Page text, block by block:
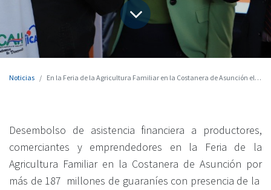
Noticias En la Feria de la Agricultura Familiar en la Costanera de Asunción el CAH entregó créditos
Desembolso de asistencia financiera a productores,
comerciantes y emprendedores en la Feria de la
Agricultura Familiar en la Costanera de Asunción por
más de 187 millones de guaraníes con presencia de la